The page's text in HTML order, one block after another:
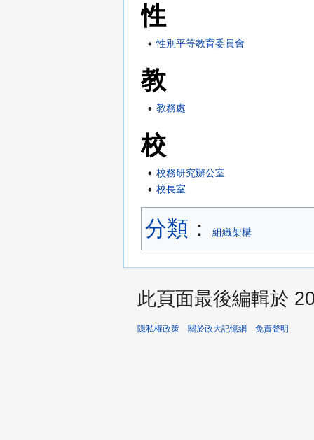
性
性別平等教育委員會
教
教務處
校
校務研究辦公室
校長室
分類 ：​ 組織架構
此頁面最後編輯於
隱私權政策 關於政大記憶網 免責聲明